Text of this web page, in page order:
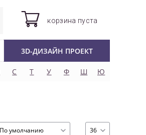
корзина пуста
3D-ДИЗАЙН ПРОЕКТ
С Т У Ф Ш
Ю
По умолчанию 36